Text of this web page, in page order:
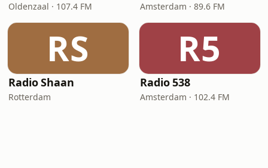
Oldenzaal · 107.4 FM Amsterdam · 89.6 FM
RS
Radio Shaan
Rotterdam
R5
Radio 538
Amsterdam · 102.4 FM